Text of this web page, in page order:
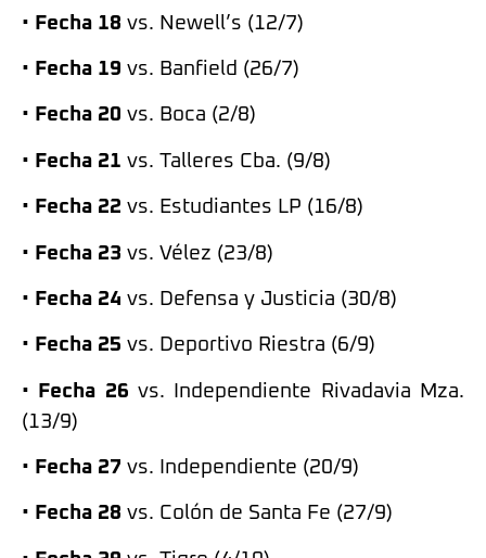
• Fecha 18 vs. Newell’s (12/7)
• Fecha 19 vs. Banfield (26/7)
• Fecha 20 vs. Boca (2/8)
• Fecha 21 vs. Talleres Cba. (9/8)
• Fecha 22 vs. Estudiantes LP (16/8)
• Fecha 23 vs. Vélez (23/8)
• Fecha 24 vs. Defensa y Justicia (30/8)
• Fecha 25 vs. Deportivo Riestra (6/9)
• Fecha 26 vs. Independiente Rivadavia Mza.
(13/9)
• Fecha 27 vs. Independiente (20/9)
• Fecha 28 vs. Colón de Santa Fe (27/9)